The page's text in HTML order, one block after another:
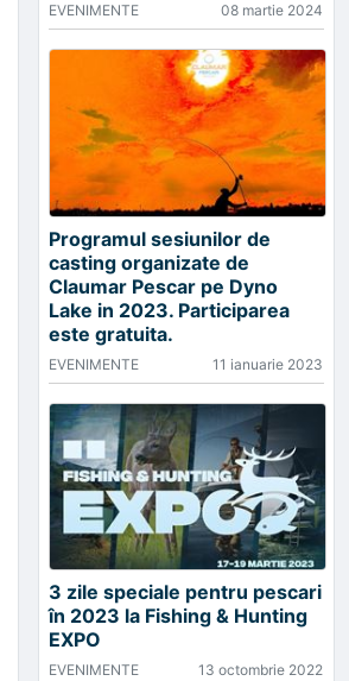
EVENIMENTE 08 martie 2024
Programul sesiunilor de
casting organizate de
Claumar Pescar pe Dyno
Lake in 2023. Participarea
este gratuita.
EVENIMENTE 11 ianuarie 2023
3 zile speciale pentru pescari
în 2023 la Fishing & Hunting
EXPO
EVENIMENTE 13 octombrie 2022